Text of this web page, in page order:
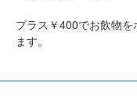
プラス￥400でお飲物
ます。